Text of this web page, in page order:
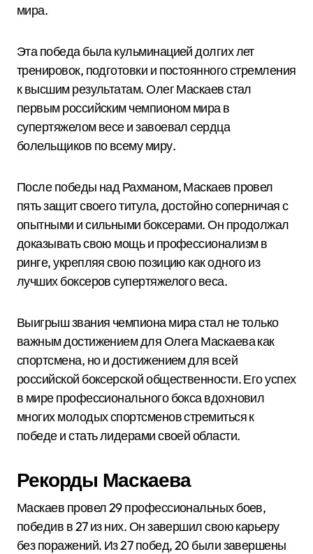
мира.
Эта победа была кульминацией долгих лет
тренировок, подготовки и постоянного стремления
к высшим результатам. Олег Маскаев стал
первым российским чемпионом мира в
супертяжелом весе и завоевал сердца
болельщиков по всему миру.
После победы над Рахманом, Маскаев провел
пять защит своего титула, достойно соперничая с
опытными и сильными боксерами. Он продолжал
доказывать свою мощь и профессионализм в
ринге, укрепляя свою позицию как одного из
лучших боксеров супертяжелого веса.
Выигрыш звания чемпиона мира стал не только
важным достижением для Олега Маскаева как
спортсмена, но и достижением для всей
российской боксерской общественности. Его успех
в мире профессионального бокса вдохновил
многих молодых спортсменов стремиться к
победе и стать лидерами своей области.
Рекорды Маскаева
Маскаев провел 29 профессиональных боев,
победив в 27 из них. Он завершил свою карьеру
без поражений. Из 27 побед, 20 были завершены